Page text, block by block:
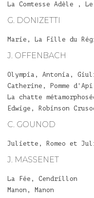
La Comtesse Adèle , Le
G. DONIZETTI
Marie, La Fille du
J. OFFENBACH
Olympia, Antonia,
Catherine, Pomme d'Api
La chatte
Edwige, Robinson
C. GOUNOD
Juliette, Romeo et
J. MASSENET
La Fée, Cendrillon
Manon, Manon